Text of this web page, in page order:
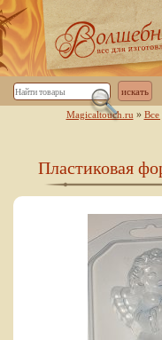
Magicaltouch.ru » Все
Пластиковая